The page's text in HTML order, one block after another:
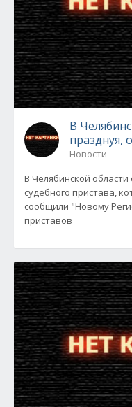
В
празднуя,
Новости
В Челябинской
судебного пристава,
сообщили "Новому
приставов